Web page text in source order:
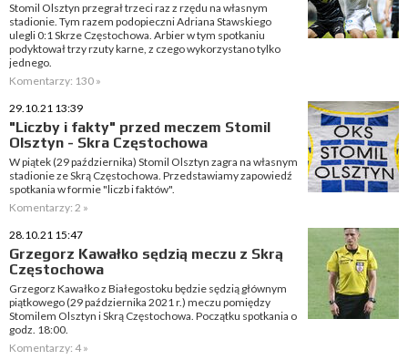
Stomil Olsztyn przegrał trzeci raz z rzędu na własnym
stadionie. Tym razem podopieczni Adriana Stawskiego
ulegli 0:1 Skrze Częstochowa. Arbier w tym spotkaniu
podyktował trzy rzuty karne, z czego wykorzystano tylko
jednego.
Komentarzy: 130 »
29.10.21 13:39
"Liczby i fakty" przed meczem Stomil
Olsztyn - Skra Częstochowa
W piątek (29 października) Stomil Olsztyn zagra na własnym
stadionie ze Skrą Częstochowa. Przedstawiamy zapowiedź
spotkania w formie "liczb i faktów".
Komentarzy: 2 »
28.10.21 15:47
Grzegorz Kawałko sędzią meczu z Skrą
Częstochowa
Grzegorz Kawałko z Białegostoku będzie sędzią głównym
piątkowego (29 października 2021 r.) meczu pomiędzy
Stomilem Olsztyn i Skrą Częstochowa. Początku spotkania o
godz. 18:00.
Komentarzy: 4 »